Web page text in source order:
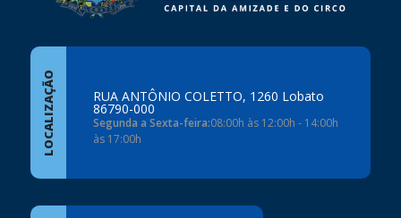
LOCALIZAÇÃO RUA ANTÔNIO COLETTO, 1260 Lobato
86790-000
Segunda a Sexta-feira:08:00h às 12:00h - 14:00h
às 17:00h